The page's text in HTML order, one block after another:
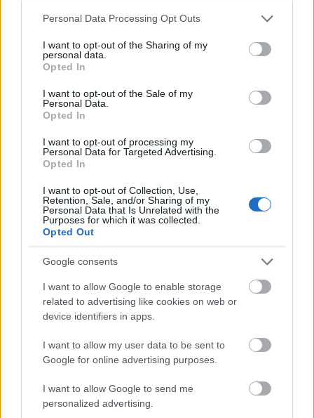
Please note that this website/app uses one or more Google
not limited to your visit or usage behaviour. You may click to
grant or deny consent to Google and its third-party tags to
use your data for below specified purposes in below Google
consent section.
Personal Data Processing Opt Outs
I want to opt-out of the Sharing of my
personal data.
Opted In
I want to opt-out of the Sale of my
Personal Data.
Opted In
I want to opt-out of processing my
Personal Data for Targeted Advertising.
Opted In
I want to opt-out of Collection, Use,
Retention, Sale, and/or Sharing of my
Personal Data that Is Unrelated with the
Purposes for which it was collected.
Opted Out
Google consents
I want to allow Google to enable storage
related to advertising like cookies on web or
device identifiers in apps.
I want to allow my user data to be sent to
Google for online advertising purposes.
I want to allow Google to send me
personalized advertising.
Ακολουθήστε το insider.gr στο Google News
και μάθετε
πρώτοι όλες τιςειδήσειςαπό την Ελλάδα και τον κόσμο.